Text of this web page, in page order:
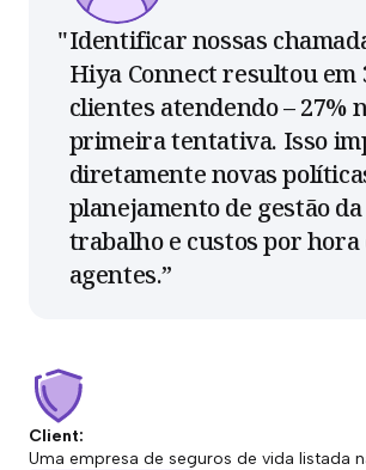
Identificar nossas
Hiya Connect resultou em
clientes atendendo – 27%
primeira tentativa. Isso
diretamente novas
planejamento de gestão
trabalho e custos por hora
agentes.”
Client:
Uma empresa de seguros de vida listada